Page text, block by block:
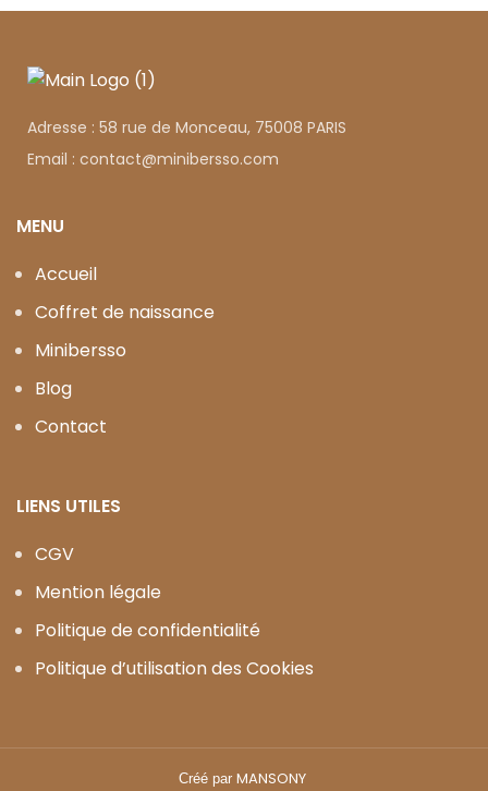
Adresse : 58 rue de Monceau, 75008 PARIS
Email : contact@minibersso.com
MENU
Accueil
Coffret de naissance
Minibersso
Blog
Contact
LIENS UTILES
CGV
Mention légale
Politique de confidentialité
Politique d’utilisation des Cookies
Créé par MANSONY